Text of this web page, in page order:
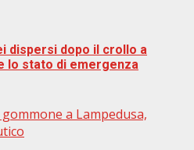
dispersi dopo il crollo a
lo stato di emergenza
a Lampedusa,